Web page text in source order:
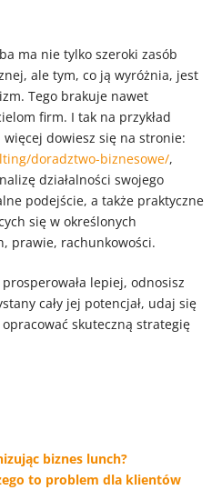
ma nie tylko szeroki zasób
ale tym, co ją wyróżnia, jest
Tego brakuje nawet
firm. I tak na przykład
więcej dowiesz się na stronie:
doradztwo-biznesowe/,
działalności swojego
podejście, a także praktyczne
się w określonych
prawie, rachunkowości.
lepiej, odnosisz
cały jej potencjał, udaj się
skuteczną strategię
biznes lunch?
to problem dla klientów